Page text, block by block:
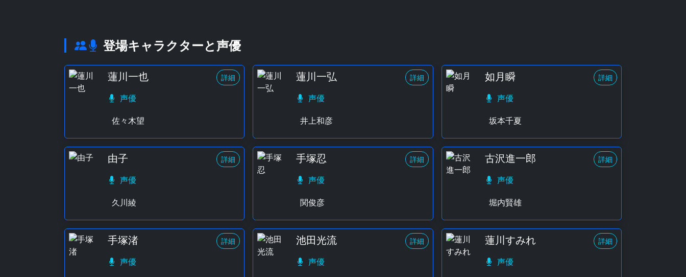
登場キャラクターと声優
蓮川一也 詳細
声優
佐々木望
蓮川一弘 詳細
声優
井上和彦
如月瞬 詳細
声優
坂本千夏
由子 詳細
声優
久川綾
手塚忍 詳細
声優
関俊彦
古沢進一郎 詳細
声優
堀内賢雄
手塚渚 詳細
声優
池田光流 詳細
声優
蓮川すみれ 詳細
声優